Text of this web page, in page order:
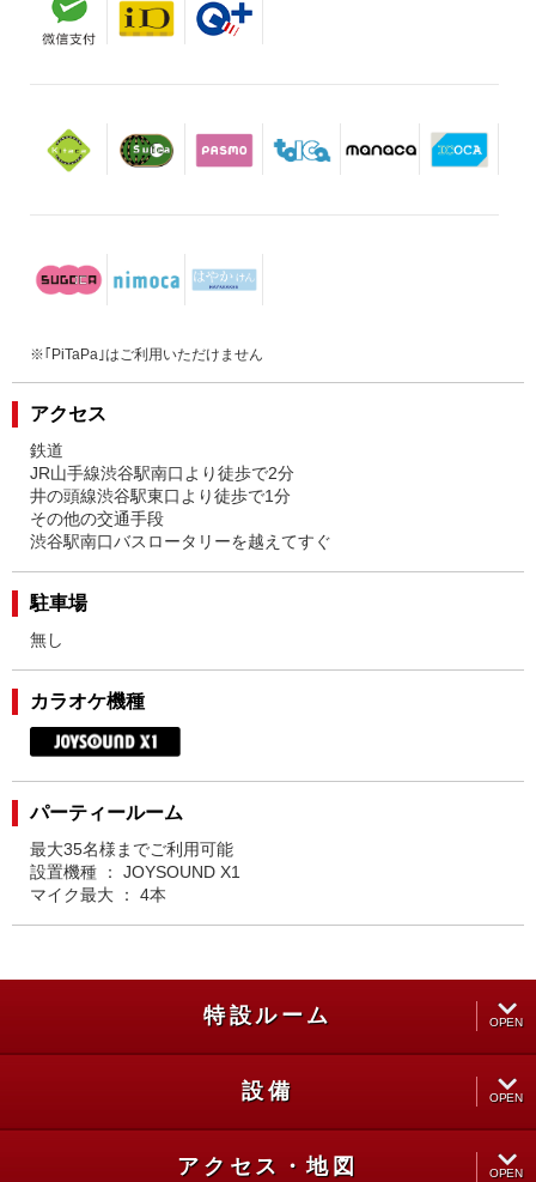
※｢PiTaPa｣はご利用いただけません
アクセス
鉄道
JR山手線渋谷駅南口より徒歩で2分
井の頭線渋谷駅東口より徒歩で1分
その他の交通手段
渋谷駅南口バスロータリーを越えてすぐ
駐車場
無し
カラオケ機種
パーティールーム
最大35名様までご利用可能
設置機種 ： JOYSOUND X1
マイク最大 ： 4本
特設ルーム OPEN
CLOSE
設備 OPEN
CLOSE
アクセス・地図 OPEN